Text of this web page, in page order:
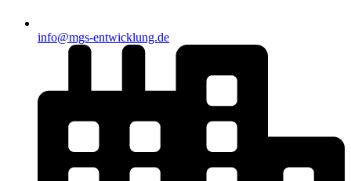
info@mgs-entwicklung.de